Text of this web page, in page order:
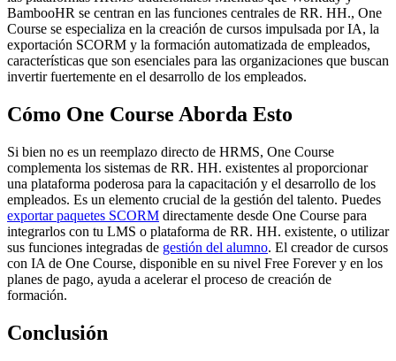
BambooHR se centran en las funciones centrales de RR. HH., One
Course se especializa en la creación de cursos impulsada por IA, la
exportación SCORM y la formación automatizada de empleados,
características que son esenciales para las organizaciones que buscan
invertir fuertemente en el desarrollo de los empleados.
Cómo One Course Aborda Esto
Si bien no es un reemplazo directo de HRMS, One Course
complementa los sistemas de RR. HH. existentes al proporcionar
una plataforma poderosa para la capacitación y el desarrollo de los
empleados. Es un elemento crucial de la gestión del talento. Puedes
exportar paquetes SCORM directamente desde One Course para
integrarlos con tu LMS o plataforma de RR. HH. existente, o utilizar
sus funciones integradas de gestión del alumno. El creador de cursos
con IA de One Course, disponible en su nivel Free Forever y en los
planes de pago, ayuda a acelerar el proceso de creación de
formación.
Conclusión